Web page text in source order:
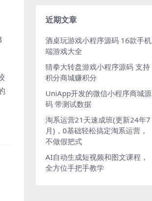
近期文章
酒桌玩游戏小程序源码 16款手机
端游戏大全
猜拳大转盘游戏小程序源码 支持
积分商城赚积分
UniApp开发的微信小程序商城源
码 带测试数据
淘系运营21天速成班(更新24年7
月)，0基础轻松搞定淘系运营，
不做假把式
AI自动生成短视频和图文课程，
全方位手把手教学